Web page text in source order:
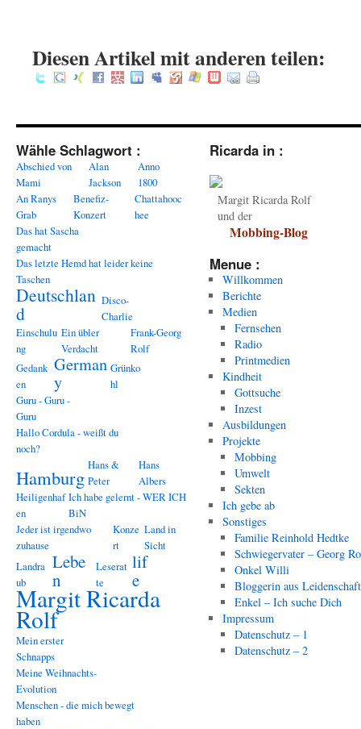
Diesen Artikel mit anderen teilen:
Wähle Schlagwort :
Abschied von
Mami
Alan
Jackson
Anno
1800
An Ranys
Grab
Benefiz-
Konzert
Chattahooc
hee
Das hat Sascha
gemacht
Das letzte Hemd hat leider keine
Taschen
Deutschlan
d
Disco-
Charlie
Einschulu
ng
Ein übler
Verdacht
Frank-Georg
Rolf
Gedank
en
German
y
Grünko
hl
Guru - Guru -
Guru
Hallo Cordula - weißt du
noch?
Hamburg
Hans &
Peter
Hans
Albers
Heiligenhaf
en
Ich habe gelernt - WER ICH
BiN
Jeder ist irgendwo
zuhause
Konze
rt
Land in
Sicht
Landra
ub
Lebe
n
Leserat
te
lif
e
Margit Ricarda
Rolf
Mein erster
Schnapps
Meine Weihnachts-
Evolution
Menschen - die mich bewegt
haben
Ricarda in :
Margit Ricarda Rolf
und der
Mobbing-Blog
Menue :
Willkommen
Berichte
Medien
Fernsehen
Radio
Printmedien
Kindheit
Gottsuche
Inzest
Ausbildungen
Projekte
Mobbing
Umwelt
Sekten
Ich gebe ab
Sonstiges
Familie Reinhold Hedtke
Schwiegervater – Georg
Onkel Willi
Bloggerin aus Leidenschaft
Enkel – Ich suche Dich
Impressum
Datenschutz – 1
Datenschutz – 2